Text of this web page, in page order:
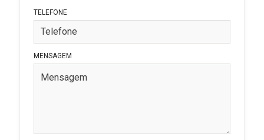
TELEFONE
MENSAGEM